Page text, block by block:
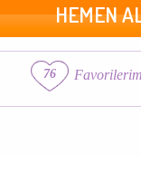
HEMEN
76